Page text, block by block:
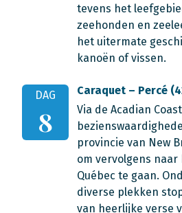
tevens het
zeehonden en
het uitermate
kanoën of vissen.
DAG
8
Caraquet – Percé
Via de Acadian
provincie van New
om vervolgens naar
Québec te gaan.
diverse plekken
van heerlijke verse